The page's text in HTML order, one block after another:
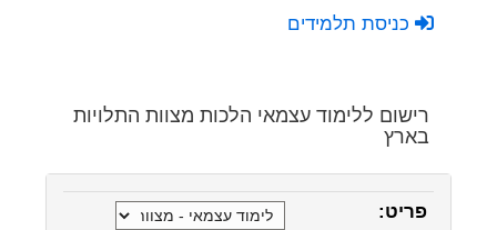
כניסת תלמידים
רישום ללימוד עצמאי הלכות מצוות התלויות
בארץ